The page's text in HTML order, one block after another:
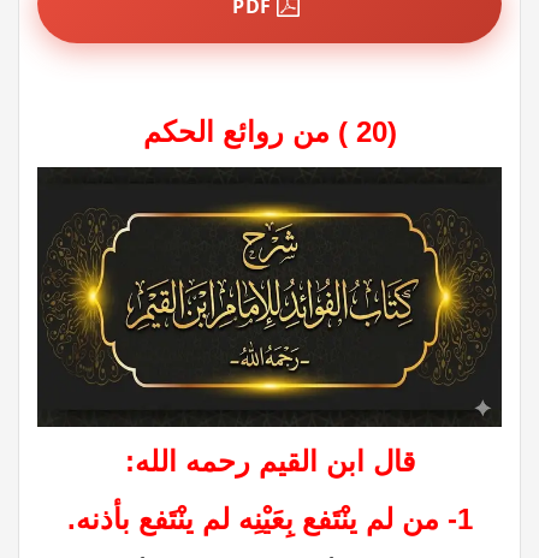
(20 ) من روائع الحكم
قال ابن القيم رحمه الله:
1- من لم ينْتَفع بِعَيْنِه لم ينْتَفع بأذنه.